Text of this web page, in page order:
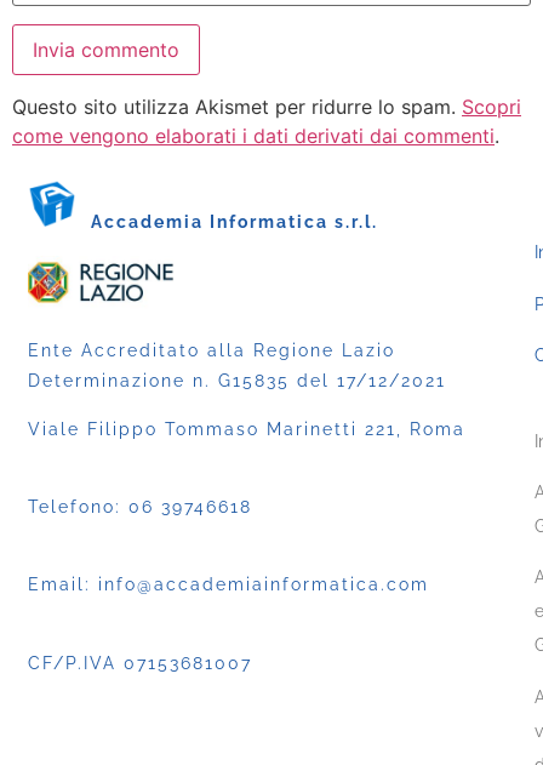
Questo sito utilizza Akismet per ridurre lo spam. Scopri
come vengono elaborati i dati derivati dai commenti.
Accademia Informatica s.r.l.
Ente Accreditato alla Regione Lazio
Determinazione n. G15835 del 17/12/2021
Viale Filippo Tommaso Marinetti 221, Roma
Telefono: 06 39746618
Email: info@accademiainformatica.com
CF/P.IVA 07153681007